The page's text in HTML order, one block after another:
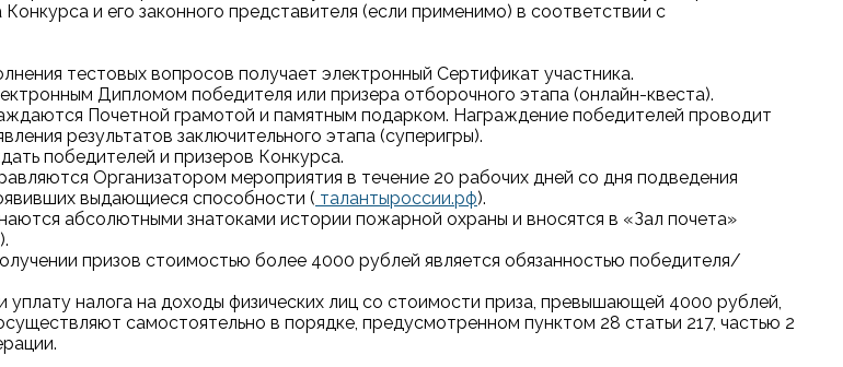
и его законного представителя (если применимо) в соответствии с
тестовых вопросов получает электронный Сертификат участника.
Дипломом победителя или призера отборочного этапа (онлайн-квеста).
Почетной грамотой и памятным подарком. Награждение победителей проводит
результатов заключительного этапа (суперигры).
победителей и призеров Конкурса.
Организатором мероприятия в течение 20 рабочих дней со дня подведения
выдающиеся способности ( талантыроссии.рф).
абсолютными знатоками истории пожарной охраны и вносятся в «Зал почета»
).
призов стоимостью более 4000 рублей является обязанностью победителя/
налога на доходы физических лиц со стоимости приза, превышающей 4000 рублей,
самостоятельно в порядке, предусмотренном пунктом 28 статьи 217, частью 2